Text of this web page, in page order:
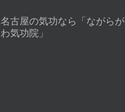
名古屋の気功なら「ながらが
わ気功院」